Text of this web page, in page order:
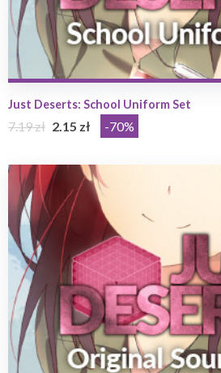
Just Deserts: School Uniform Set
7.19 zł 2.15 zł -70%